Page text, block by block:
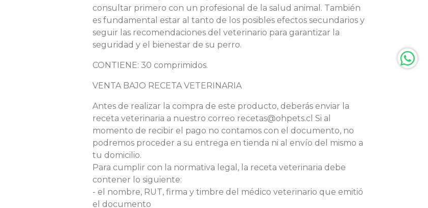
consultar primero con un profesional de la salud animal. También
es fundamental estar al tanto de los posibles efectos secundarios y
seguir las recomendaciones del veterinario para garantizar la
seguridad y el bienestar de su perro.
CONTIENE: 30 comprimidos.
VENTA BAJO RECETA VETERINARIA
Antes de realizar la compra de este producto, deberás enviar la
receta veterinaria a nuestro correo recetas@ohpets.cl Si al
momento de recibir el pago no contamos con el documento, no
podremos proceder a su entrega en tienda ni al envío del mismo a
tu domicilio.
Para cumplir con la normativa legal, la receta veterinaria debe
contener lo siguiente:
- el nombre, RUT, firma y timbre del médico veterinario que emitió
el documento